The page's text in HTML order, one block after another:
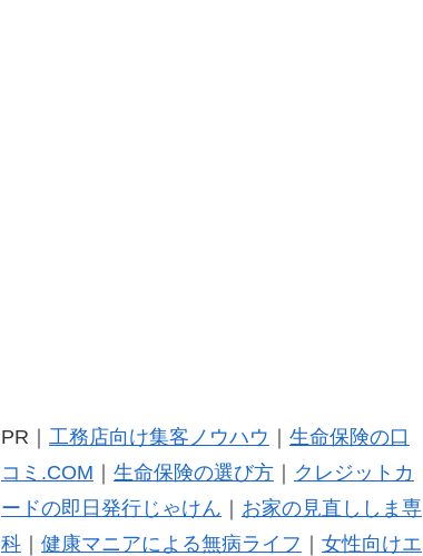
PR｜ 工務店向け集客ノウハウ
生命保険の口
コミ.COM
生命保険の選び方｜
クレジットカ
ードの即日発行じゃけん
お家の見直ししま専
科｜ 健康マニアによる無病ライフ 女性向けエ